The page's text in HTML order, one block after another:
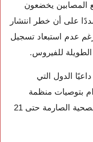
المصابين يخضعون
على أن خطر انتشار
رغم عدم استبعاد تسجيل
للفيروس.
الدول التي
بتوصيات منظمة
الصحة العالمية المتعلقة بالمراقبة الصحية الصارمة حتى 21